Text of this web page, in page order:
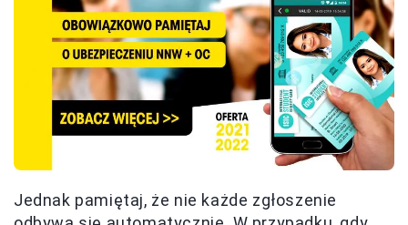
Jednak pamiętaj, że nie każde zgłoszenie